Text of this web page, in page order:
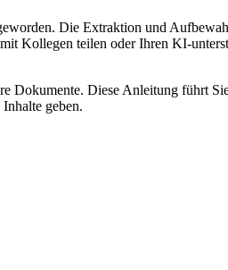
Die Extraktion und
Kollegen teilen oder Ihren KI-
Dokumente. Diese Anleitung führt
geben.